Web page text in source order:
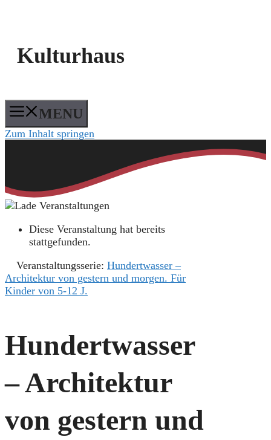
Kulturhaus
MENU
Zum Inhalt springen
Diese Veranstaltung hat bereits
stattgefunden.
Veranstaltungsserie: Hundertwasser –
Architektur von gestern und morgen. Für
Kinder von 5-12 J.
Hundertwasser
– Architektur
von gestern und